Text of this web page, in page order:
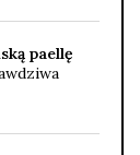
paellę